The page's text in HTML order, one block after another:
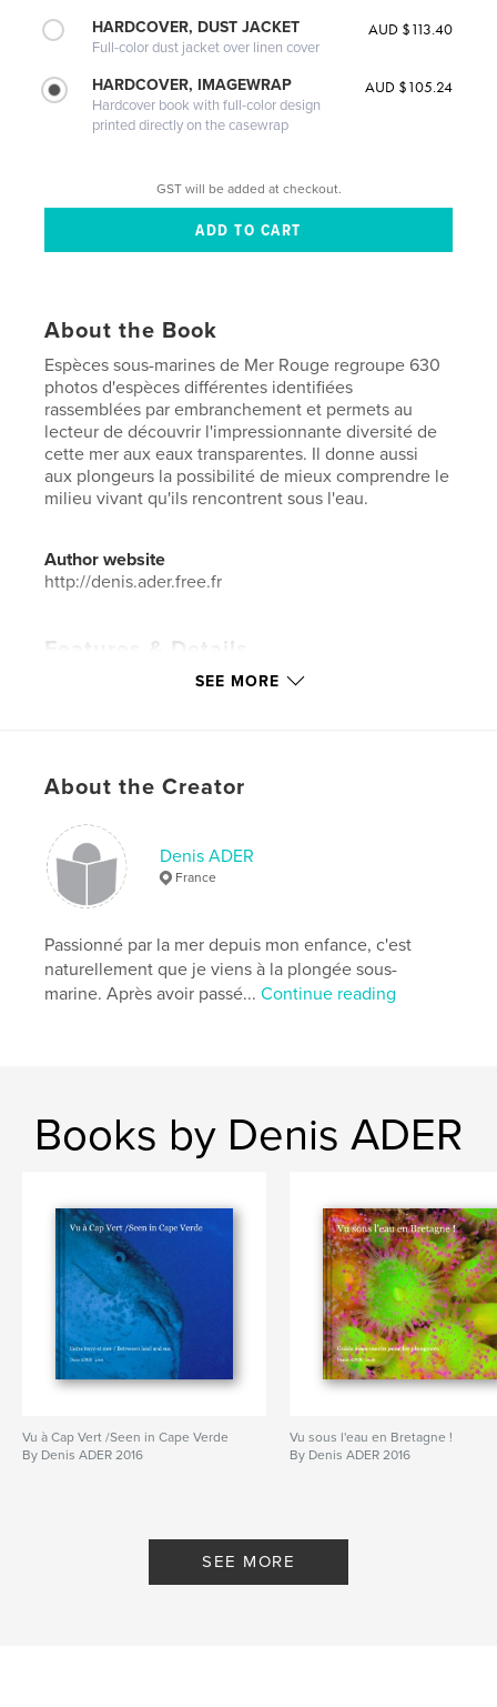
HARDCOVER, DUST JACKET
Full-color dust jacket over linen cover
AUD $113.40
HARDCOVER, IMAGEWRAP
Hardcover book with full-color design
printed directly on the casewrap
AUD $105.24
GST will be added at checkout.
About the Book
Espèces sous-marines de Mer Rouge regroupe 630
photos d'espèces différentes identifiées
rassemblées par embranchement et permets au
lecteur de découvrir l'impressionnante diversité de
cette mer aux eaux transparentes. Il donne aussi
aux plongeurs la possibilité de mieux comprendre le
milieu vivant qu'ils rencontrent sous l'eau.
Author website
http://denis.ader.free.fr
Features & Details
Travel
cm
# of Pages:124
Publish Date:
Language French
Keywords
Rouge
SEE MORE
About the Creator
Denis ADER
France
Passionné par la mer depuis mon enfance, c'est
naturellement que je viens à la plongée sous-
marine. Après avoir passé...Continue reading
Books by Denis ADER
Vu à Cap Vert /Seen in Cape Verde
By Denis ADER 2016
Vu sous l'eau en Bretagne !
By Denis ADER 2016
SEE MORE